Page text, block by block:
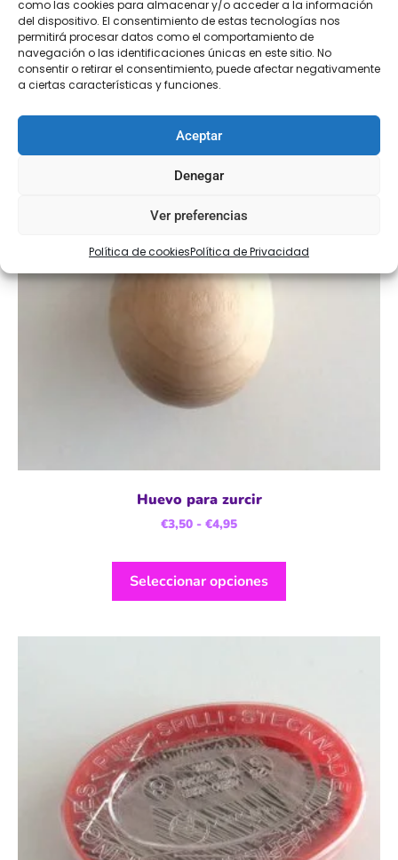
como las cookies para almacenar y/o acceder a la información
del dispositivo. El consentimiento de estas tecnologías nos
permitirá procesar datos como el comportamiento de
navegación o las identificaciones únicas en este sitio. No
consentir o retirar el consentimiento, puede afectar negativamente
a ciertas características y funciones.
Aceptar
Denegar
Ver preferencias
Política de cookiesPolítica de Privacidad
Seleccionar opciones
Huevo para zurcir
€3,50 - €4,95
Seleccionar opciones